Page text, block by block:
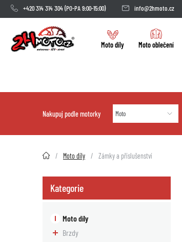
+420 314 314 304(PO-PA 9:00-15:00) info@2hmoto.cz
Moto díly Moto oblečení
Nakupuj podle motorky
2HMOTO.cz Moto díly Zámky a příslušenství
Kategorie
Moto díly
Brzdy